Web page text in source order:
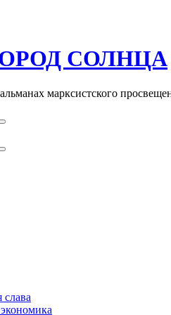
СОЛНЦА
марксистского
слава